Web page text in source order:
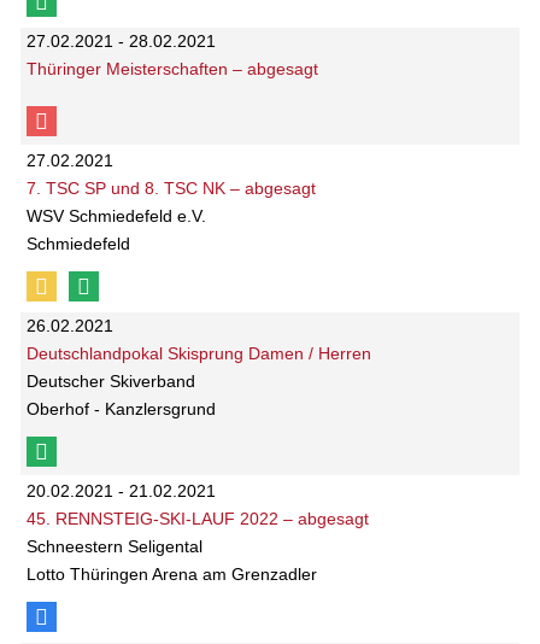
27.02.2021 - 28.02.2021
Thüringer Meisterschaften – abgesagt
27.02.2021
7. TSC SP und 8. TSC NK – abgesagt
WSV Schmiedefeld e.V.
Schmiedefeld
26.02.2021
Deutschlandpokal Skisprung Damen / Herren
Deutscher Skiverband
Oberhof - Kanzlersgrund
20.02.2021 - 21.02.2021
45. RENNSTEIG-SKI-LAUF 2022 – abgesagt
Schneestern Seligental
Lotto Thüringen Arena am Grenzadler